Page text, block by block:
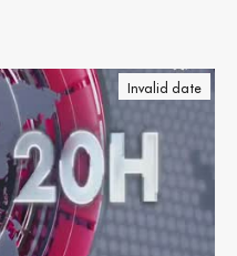
Invalid date